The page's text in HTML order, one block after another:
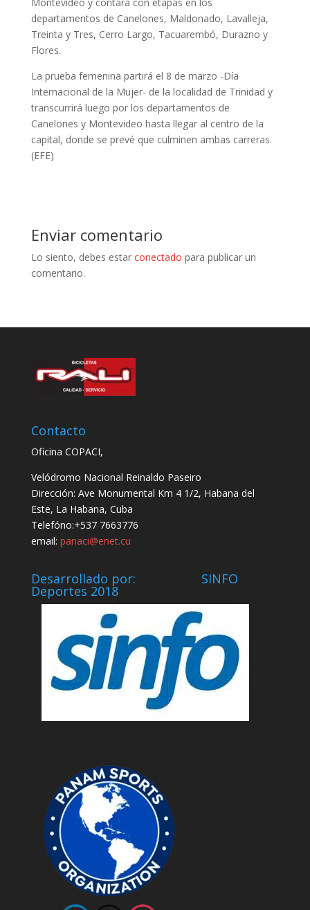
departamentos de Canelones, Maldonado, Lavalleja,
Treinta y Tres, Cerro Largo, Tacuarembó, Durazno y
Flores.
La prueba femenina partirá el 8 de marzo -Día
Internacional de la Mujer- de la localidad de Trinidad y
transcurrirá luego por los departamentos de
Canelones y Montevideo hasta llegar al centro de la
capital, donde se prevé que culminen ambas carreras.
(EFE)
Enviar comentario
Lo siento, debes estar conectado para publicar un
comentario.
Contacto
Oficina COPACI,
Velódromo Nacional Reinaldo Paseiro
Dirección: Ave Monumental Km 4 1/2, Habana del
Este, La Habana, Cuba
Telefóno:+537 7663776
email: panaci@enet.cu
Desarrollado por: SINFO
Deportes 2018